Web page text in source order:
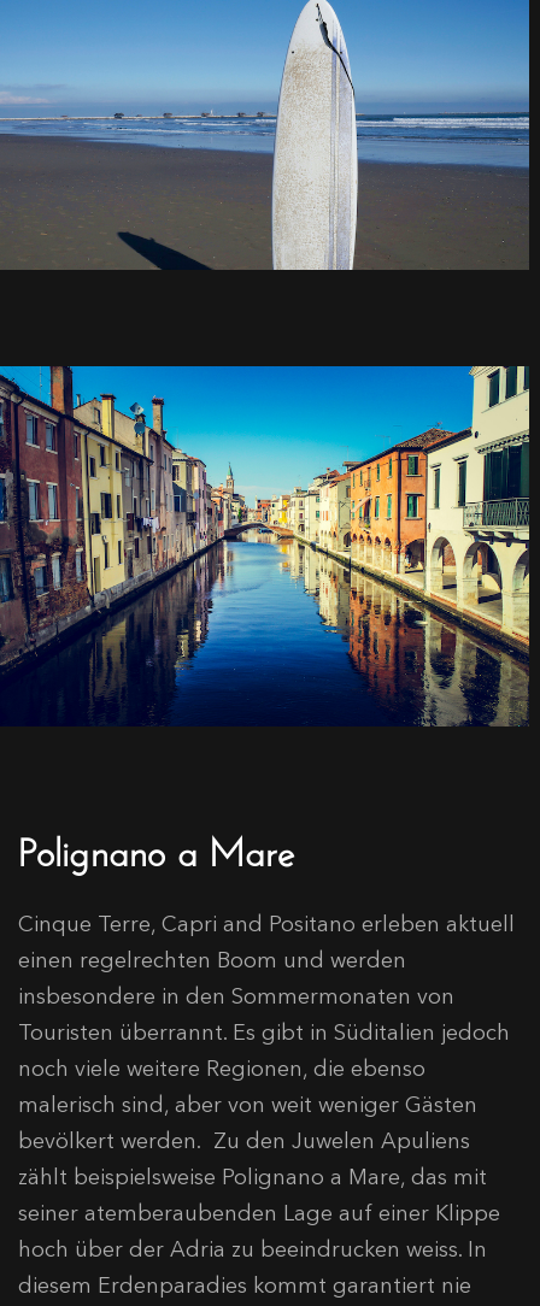
Polignano a Mare
Cinque Terre, Capri and Positano erleben aktuell
einen regelrechten Boom und werden
insbesondere in den Sommermonaten von
Touristen überrannt. Es gibt in Süditalien jedoch
noch viele weitere Regionen, die ebenso
malerisch sind, aber von weit weniger Gästen
bevölkert werden. Zu den Juwelen Apuliens
zählt beispielsweise Polignano a Mare, das mit
seiner atemberaubenden Lage auf einer Klippe
hoch über der Adria zu beeindrucken weiss. In
diesem Erdenparadies kommt garantiert nie